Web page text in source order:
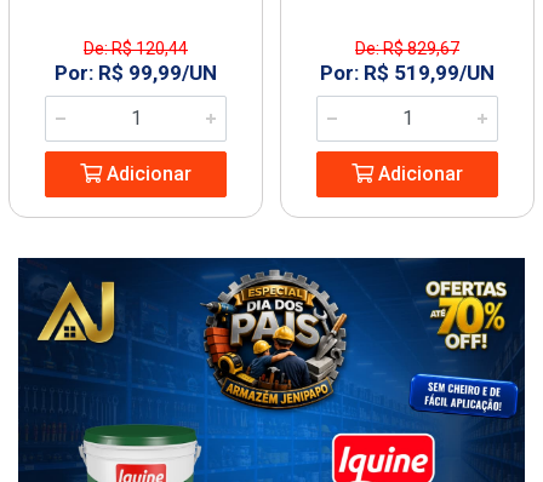
De: R$ 120,44
Por: R$ 99,99/UN
Adicionar
De: R$ 829,67
Por: R$ 519,99/UN
Adicionar